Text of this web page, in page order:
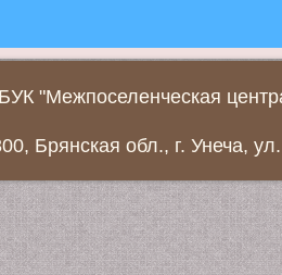
"Межпоселенческая
Брянская обл., г. Унеча,